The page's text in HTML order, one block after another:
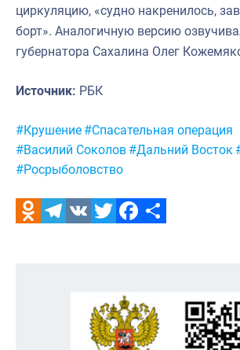
циркуляцию, «судно накренилось,
борт». Аналогичную версию
губернатора Сахалина Олег
Источник: РБК
Метки:
#Крушение #Спасательная операция
#Василий Соколов #Дальний Восток
#Росрыболовство